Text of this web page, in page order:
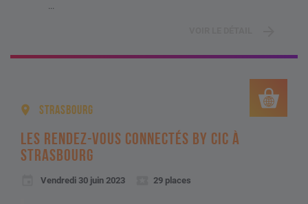
...
STRASBOURG
LES RENDEZ-VOUS CONNECTÉS BY CIC À
STRASBOURG
Vendredi 30 juin 2023 29 places